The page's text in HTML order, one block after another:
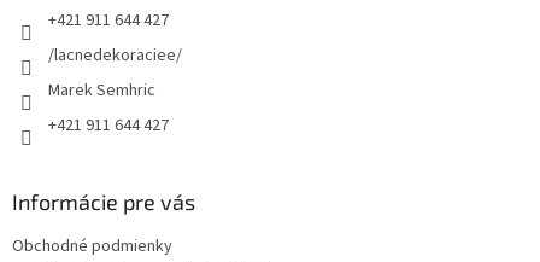
+421 911 644 427
/lacnedekoraciee/
Marek Semhric
+421 911 644 427
Informácie pre vás
Obchodné podmienky